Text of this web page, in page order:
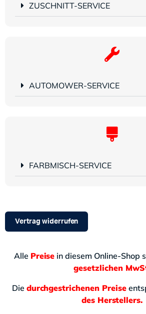
ZUSCHNITT-SERVICE
AUTOMOWER-SERVICE
FARBMISCH-SERVICE
Vertrag widerrufen
Alle Preise in diesem Online-Shop
gesetzlichen
Die durchgestrichenen Preise
des Herstellers.